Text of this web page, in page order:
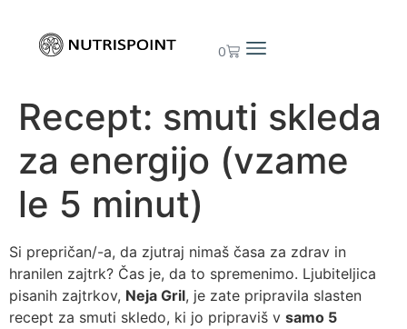
0
Recept: smuti skleda
za energijo (vzame
le 5 minut)
Si prepričan/-a, da zjutraj nimaš časa za zdrav in
hranilen zajtrk? Čas je, da to spremenimo. Ljubiteljica
pisanih zajtrkov, Neja Gril, je zate pripravila slasten
recept za smuti skledo, ki jo pripraviš v samo 5